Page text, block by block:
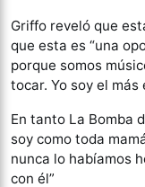
Griffo reveló que
que esta es “una
porque somos
tocar. Yo soy el más
En tanto La Bomba
soy como toda
nunca lo habíamos
con él”